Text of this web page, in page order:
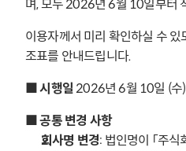
며, 모두 2026년 6월 10일부터
이용자께서 미리 확인하실 수
조표를 안내드립니다.
■ 시행일 2026년 6월 10일 (수)
■ 공통 변경 사항
회사명 변경: 법인명이 「주식